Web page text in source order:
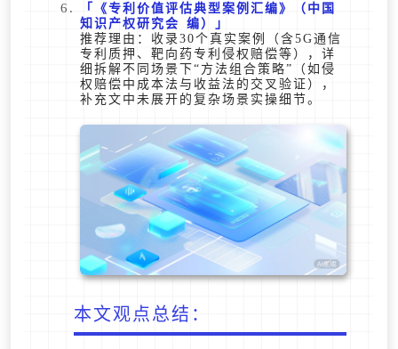
《专利价值评估典型案例汇编》（中国
知识产权研究会 编）
推荐理由：收录30个真实案例（含5G通信
专利质押、靶向药专利侵权赔偿等），详
细拆解不同场景下“方法组合策略”（如侵
权赔偿中成本法与收益法的交叉验证），
补充文中未展开的复杂场景实操细节。
本文观点总结：